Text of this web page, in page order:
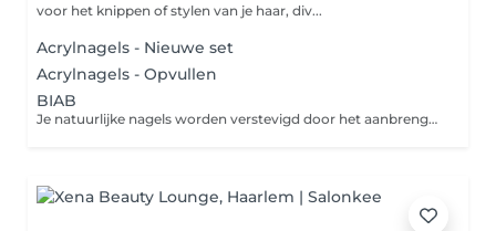
voor het knippen of stylen van je haar, div...
Acrylnagels - Nieuwe set
Acrylnagels - Opvullen
BIAB
Je natuurlijke nagels worden verstevigd door het aanbrengen van een set kunstnagels. Je nagels worden hierbij niet verlengd met tips.